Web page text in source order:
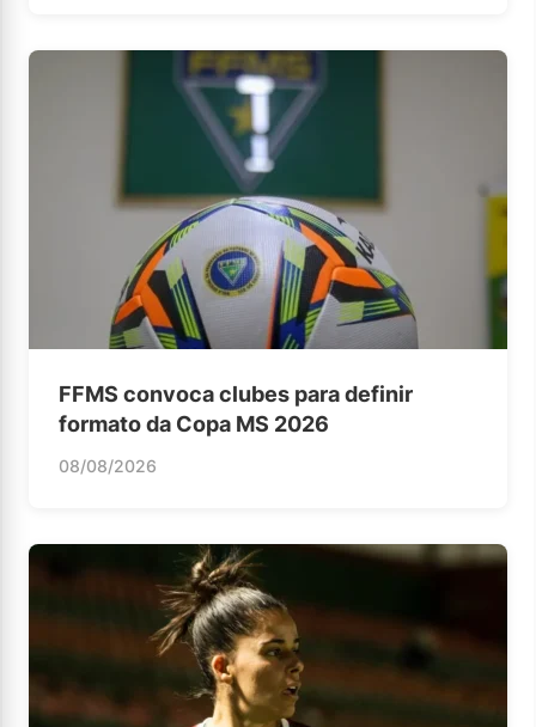
FFMS convoca clubes para definir
formato da Copa MS 2026
08/08/2026